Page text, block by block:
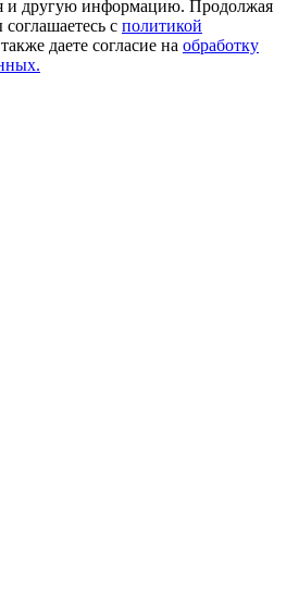
и другую информацию. Продолжая
с политикой
даете согласие на обработку